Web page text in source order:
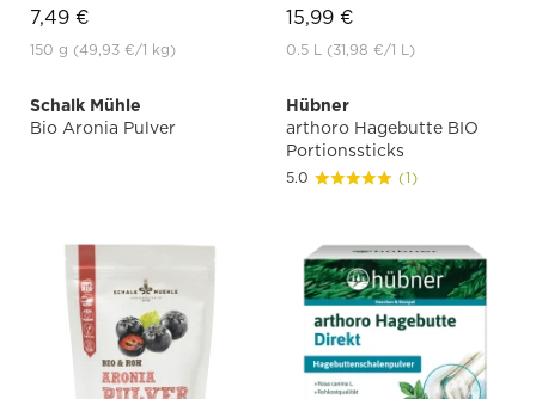
7,49 €
150 g (49,93 €/1 kg)
15,99 €
0.5 L (31,98 €/1 L)
Schalk Mühle
Bio Aronia Pulver
Hübner
arthoro Hagebutte BIO
Portionssticks
5.0 (1)